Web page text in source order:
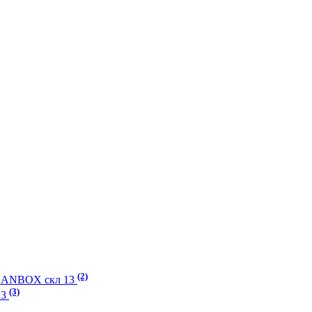
скл 13 (2)
(3)